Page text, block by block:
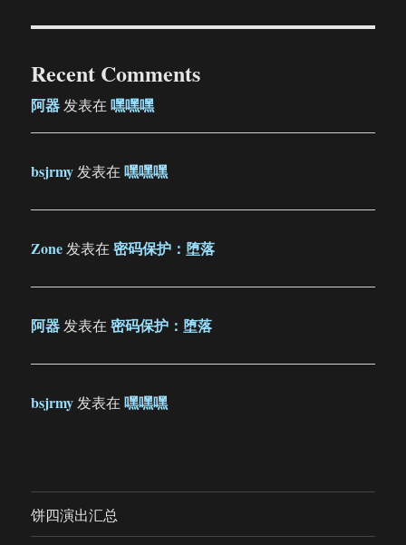
Recent Comments
阿器发表在嘿嘿嘿
bsjrmy发表在嘿嘿嘿
Zone发表在密码保护：堕落
阿器发表在密码保护：堕落
bsjrmy发表在嘿嘿嘿
饼四演出汇总